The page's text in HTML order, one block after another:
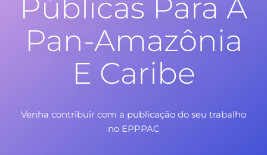
Públicas Para A
Pan-Amazônia
E Caribe
Venha contribuir com a publicação do seu trabalho
no EPPPAC